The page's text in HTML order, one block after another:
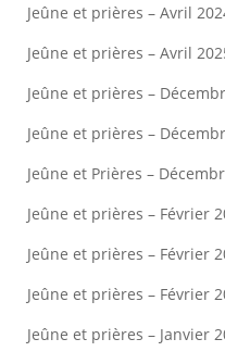
Jeûne et prières – Avril
Jeûne et prières – Avril
Jeûne et prières –
Jeûne et prières –
Jeûne et Prières –
Jeûne et prières – Février
Jeûne et prières – Février
Jeûne et prières – Février
Jeûne et prières – Janvier